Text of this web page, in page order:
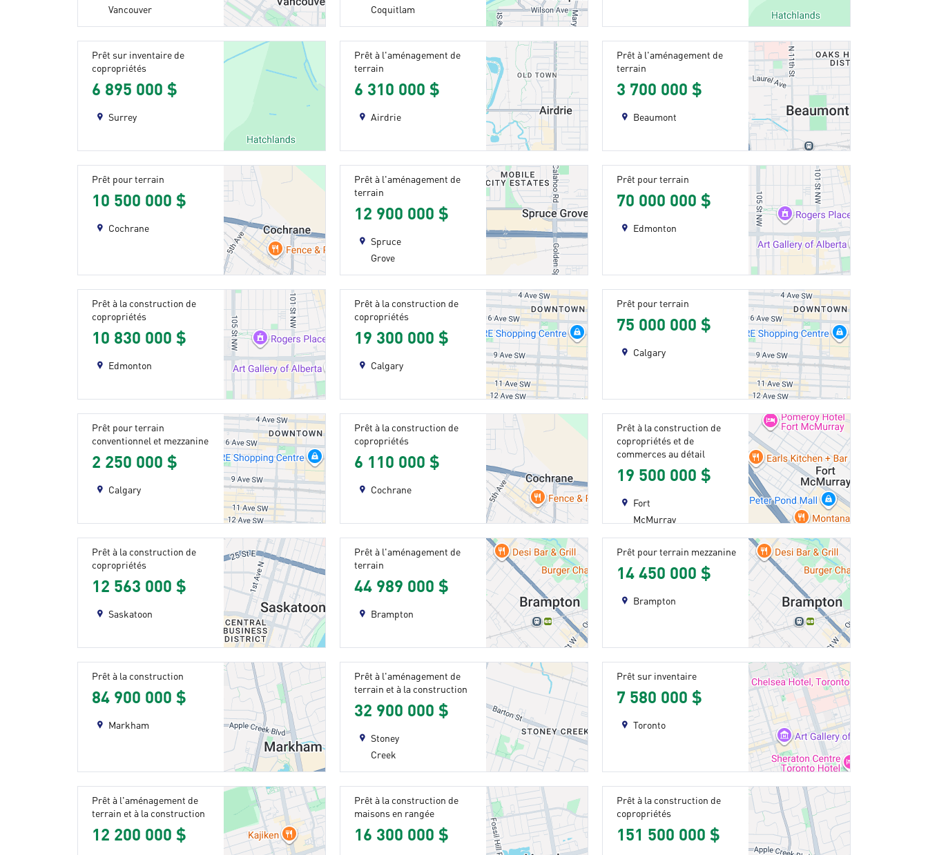
Vancouver
Coquitlam
Prêt sur inventaire de
copropriétés
6 895 000 $
Surrey
Prêt à l'aménagement de
terrain
6 310 000 $
Airdrie
Prêt à l'aménagement de
terrain
3 700 000 $
Beaumont
Prêt pour terrain
10 500 000 $
Cochrane
Prêt à l'aménagement de
terrain
12 900 000 $
Spruce
Grove
Prêt pour terrain
70 000 000 $
Edmonton
Prêt à la construction de
copropriétés
10 830 000 $
Edmonton
Prêt à la construction de
copropriétés
19 300 000 $
Calgary
Prêt pour terrain
75 000 000 $
Calgary
Prêt pour terrain
conventionnel et mezzanine
2 250 000 $
Calgary
Prêt à la construction de
copropriétés
6 110 000 $
Cochrane
Prêt à la construction de
copropriétés et de
commerces au détail
19 500 000 $
Fort
McMurray
Prêt à la construction de
copropriétés
12 563 000 $
Saskatoon
Prêt à l'aménagement de
terrain
44 989 000 $
Brampton
Prêt pour terrain mezzanine
14 450 000 $
Brampton
Prêt à la construction
84 900 000 $
Markham
Prêt à l'aménagement de
terrain et à la construction
32 900 000 $
Stoney
Creek
Prêt sur inventaire
7 580 000 $
Toronto
Prêt à l'aménagement de
terrain et à la construction
12 200 000 $
Prêt à la construction de
maisons en rangée
16 300 000 $
Prêt à la construction de
copropriétés
151 500 000 $